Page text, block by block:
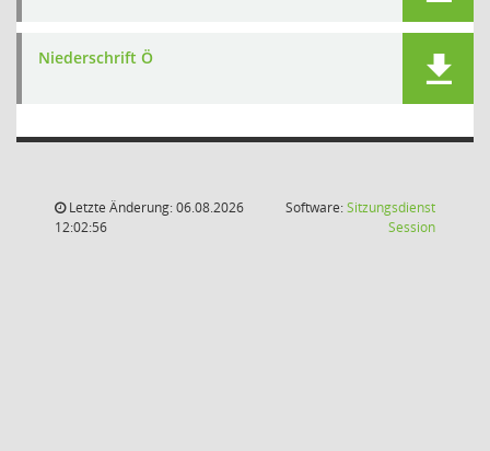
Niederschrift Ö
Letzte Änderung: 06.08.2026
12:02:56
Software:Sitzungsdienst
Session(Wird in